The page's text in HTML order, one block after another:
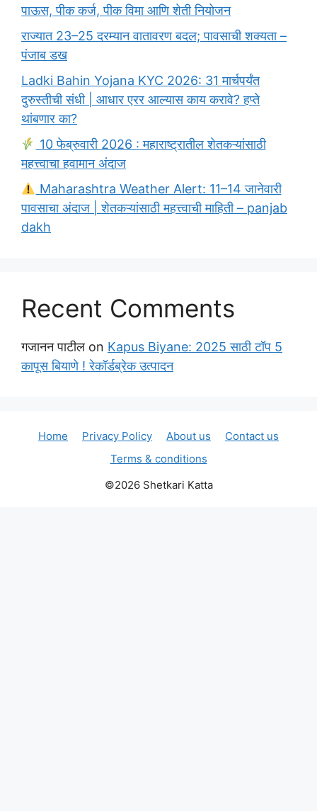
पाऊस, पीक कर्ज, पीक विमा आणि शेती नियोजन
राज्यात 23–25 दरम्यान वातावरण बदल; पावसाची शक्यता –
पंजाब डख
Ladki Bahin Yojana KYC 2026: 31 मार्चपर्यंत
दुरुस्तीची संधी | आधार एरर आल्यास काय करावे? हप्ते
थांबणार का?
10 फेब्रुवारी 2026 : महाराष्ट्रातील शेतकऱ्यांसाठी
महत्त्वाचा हवामान अंदाज
Maharashtra Weather Alert: 11–14 जानेवारी
पावसाचा अंदाज | शेतकऱ्यांसाठी महत्त्वाची माहिती – panjab
dakh
Recent Comments
गजानन पाटील on Kapus Biyane: 2025 साठी टॉप 5
कापूस बियाणे ! रेकॉर्डब्रेक उत्पादन
Home Privacy Policy About us
Contact us
Terms & conditions
©2026 Shetkari Katta